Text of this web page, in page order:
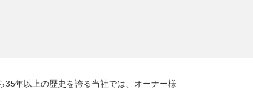
年以上の歴史を誇る当社では、オーナー様